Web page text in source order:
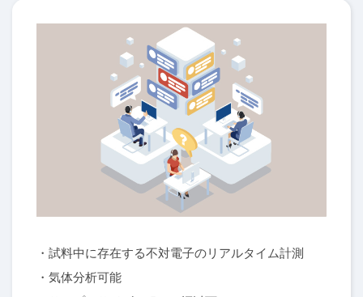
・試料中に存在する不対電子のリアルタイム計測
・気体分析可能